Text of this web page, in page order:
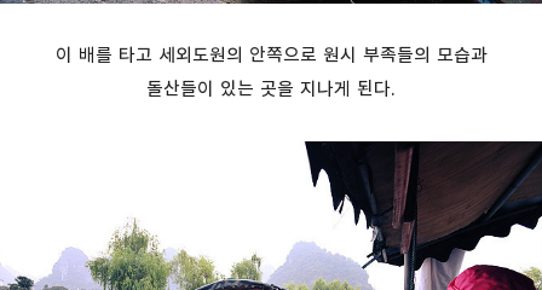
이 배를 타고 세외도원의 안쪽으로 원시 부족들의 모습과
돌산들이 있는 곳을 지나게 된다.